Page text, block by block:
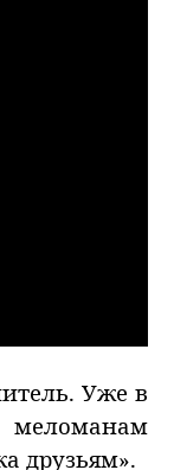
Уже в
меломанам
друзьям».